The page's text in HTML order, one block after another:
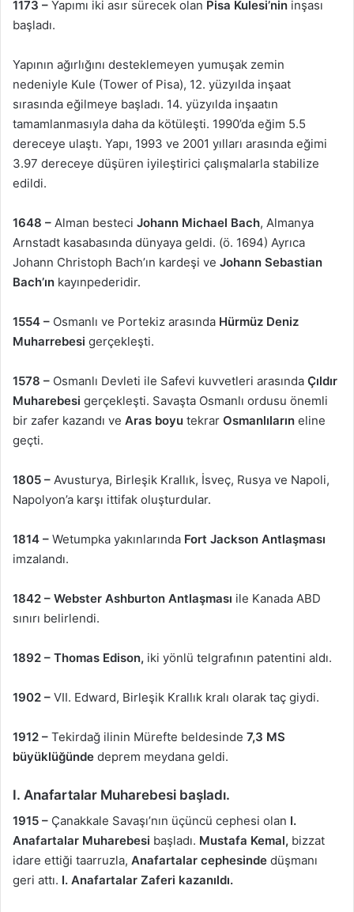
1173 – Yapımı iki asır sürecek olan Pisa Kulesi’nin inşası
başladı.
Yapının ağırlığını desteklemeyen yumuşak zemin
nedeniyle Kule (Tower of Pisa), 12. yüzyılda inşaat
sırasında eğilmeye başladı. 14. yüzyılda inşaatın
tamamlanmasıyla daha da kötüleşti. 1990’da eğim 5.5
dereceye ulaştı. Yapı, 1993 ve 2001 yılları arasında eğimi
3.97 dereceye düşüren iyileştirici çalışmalarla stabilize
edildi.
1648 – Alman besteci Johann Michael Bach, Almanya
Arnstadt kasabasında dünyaya geldi. (ö. 1694) Ayrıca
Johann Christoph Bach’ın kardeşi ve Johann Sebastian
Bach’ın kayınpederidir.
1554 – Osmanlı ve Portekiz arasında Hürmüz Deniz
Muharrebesi gerçekleşti.
1578 – Osmanlı Devleti ile Safevi kuvvetleri arasında Çıldır
Muharebesi gerçekleşti. Savaşta Osmanlı ordusu önemli
bir zafer kazandı ve Aras boyu tekrar Osmanlıların eline
geçti.
1805 – Avusturya, Birleşik Krallık, İsveç, Rusya ve Napoli,
Napolyon’a karşı ittifak oluşturdular.
1814 – Wetumpka yakınlarında Fort Jackson Antlaşması
imzalandı.
1842 – Webster Ashburton Antlaşması ile Kanada ABD
sınırı belirlendi.
1892 – Thomas Edison, iki yönlü telgrafının patentini aldı.
1902 – VII. Edward, Birleşik Krallık kralı olarak taç giydi.
1912 – Tekirdağ ilinin Mürefte beldesinde 7,3 MS
büyüklüğünde deprem meydana geldi.
I. Anafartalar Muharebesi başladı.
1915 – Çanakkale Savaşı’nın üçüncü cephesi olan I.
Anafartalar Muharebesi başladı. Mustafa Kemal, bizzat
idare ettiği taarruzla, Anafartalar cephesinde düşmanı
geri attı. I. Anafartalar Zaferi kazanıldı.